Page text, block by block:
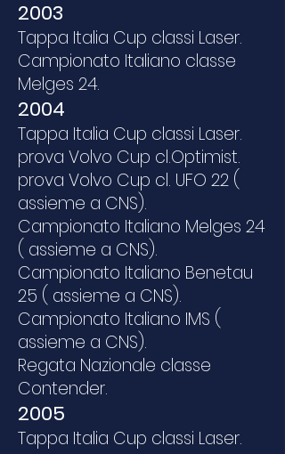
2003
Tappa Italia Cup classi Laser.
Campionato Italiano classe
Melges 24.
2004
Tappa Italia Cup classi Laser.
prova Volvo Cup cl.Optimist.
prova Volvo Cup cl. UFO 22 (
assieme a CNS).
Campionato Italiano Melges 24
( assieme a CNS).
Campionato Italiano Benetau
25 ( assieme a CNS).
Campionato Italiano IMS (
assieme a CNS).
Regata Nazionale classe
Contender.
2005
Tappa Italia Cup classi Laser.